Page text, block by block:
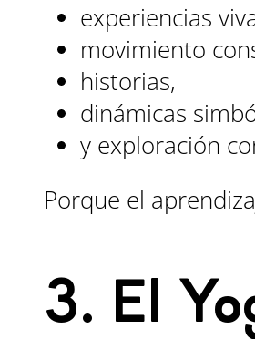
experiencias
movimiento
historias,
dinámicas
y exploración
Porque el
3. El